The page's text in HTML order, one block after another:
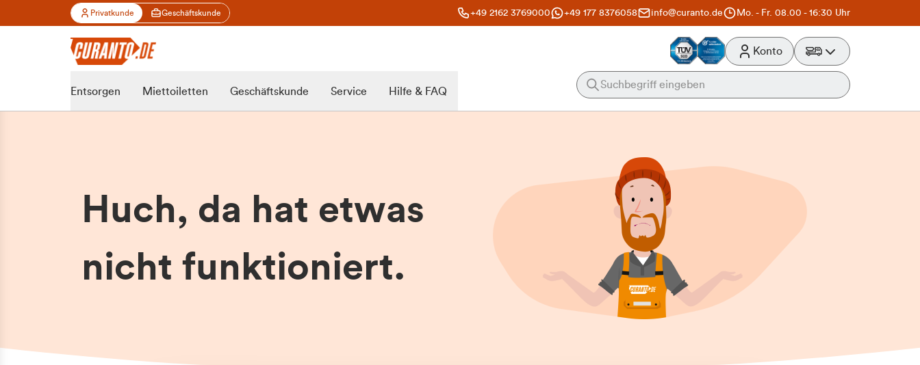
Privatkunde Geschäftskunde +49 2162 3769000 +49 177 8376058 info@curanto.de Mo. - Fr. 08.00 - 16:30 Uhr
Konto
Entsorgen Miettoiletten Geschäftskunde Service Hilfe & FAQ
Huch, da hat etwas
nicht funktioniert.